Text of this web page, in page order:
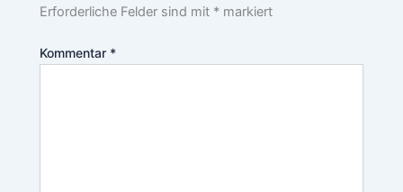
Erforderliche Felder sind mit * markiert
Kommentar *